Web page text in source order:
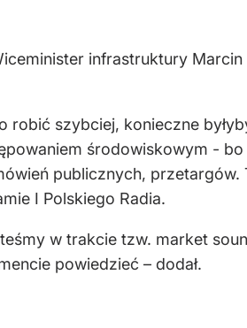
infrastruktury Marcin
robić szybciej, konieczne
środowiskowym - bo
publicznych, przetargów.
I Polskiego Radia.
w trakcie tzw. market
powiedzieć – dodał.